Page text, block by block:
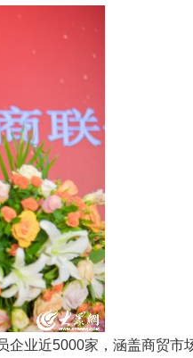
业近5000家，涵盖商贸市